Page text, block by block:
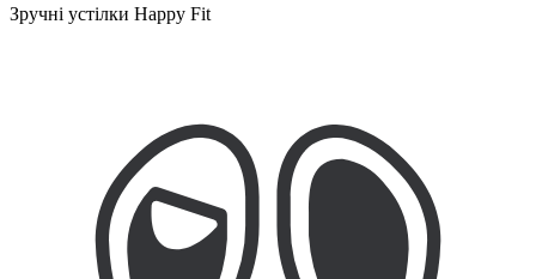
Зручні устілки Happy Fit